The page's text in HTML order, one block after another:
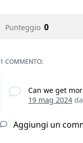
Punteggio 0
1 COMMENTO:
Can we get
19 mag 2024da
Aggiungi un